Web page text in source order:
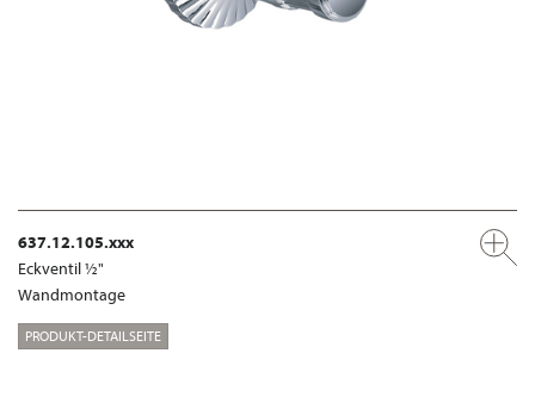
637.12.105.xxx
Eckventil ½"
Wandmontage
PRODUKT-DETAILSEITE